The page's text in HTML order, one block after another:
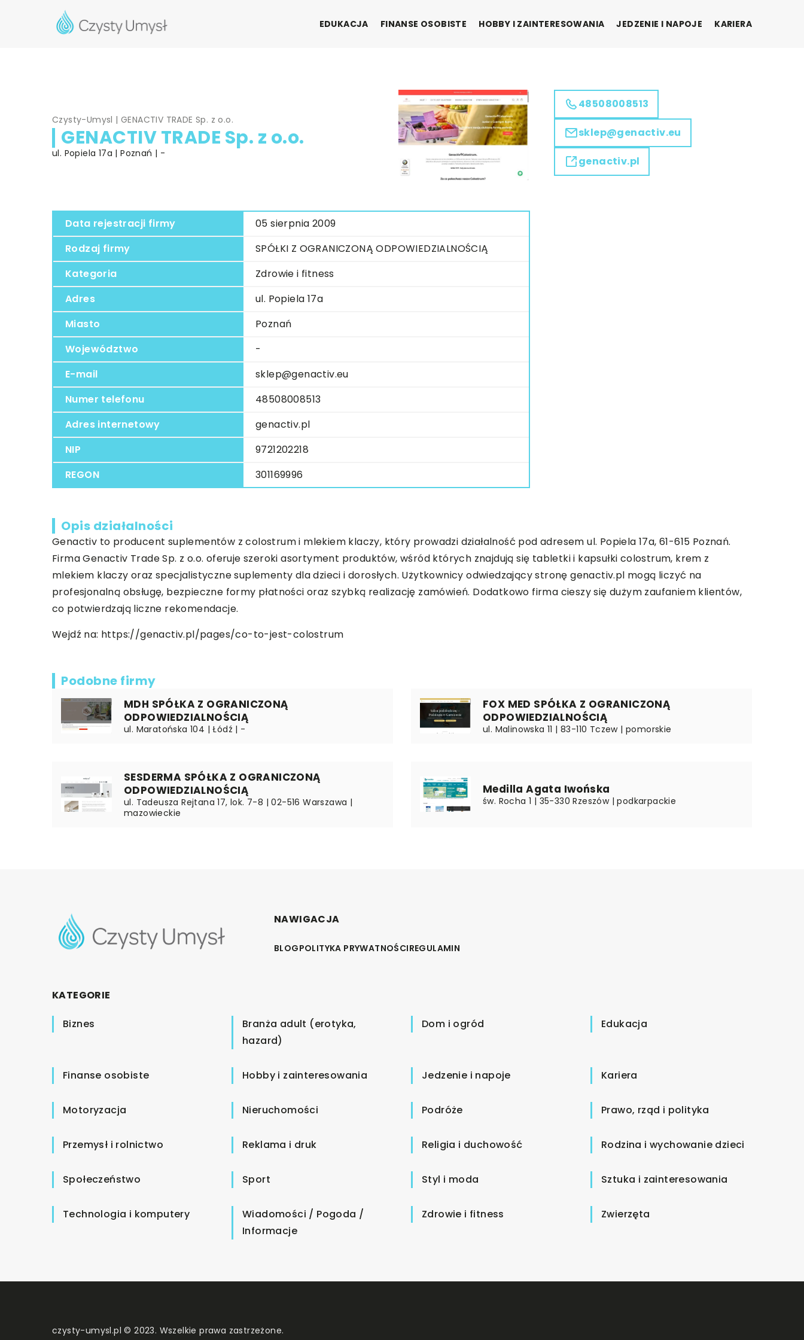
EDUKACJA FINANSE OSOBISTE HOBBY I ZAINTERESOWANIA JEDZENIE I NAPOJE KARIERA
Czysty-Umysl |GENACTIV TRADE Sp. z o.o.
GENACTIV TRADE Sp. z o.o.
ul. Popiela 17a | Poznań | -
Data rejestracji firmy
05 sierpnia 2009
Rodzaj firmy
SPÓŁKI Z OGRANICZONĄ ODPOWIEDZIALNOŚCIĄ
Kategoria
Zdrowie i fitness
Adres
ul. Popiela 17a
Miasto
Poznań
Województwo
-
E-mail
sklep@genactiv.eu
Numer telefonu
48508008513
Adres internetowy
genactiv.pl
NIP
9721202218
REGON
301169996
48508008513
sklep@genactiv.eu
genactiv.pl
Opis działalności
Genactiv to producent suplementów z colostrum i mlekiem klaczy, który prowadzi działalność pod adresem ul. Popiela 17a, 61-615 Poznań.
Firma Genactiv Trade Sp. z o.o. oferuje szeroki asortyment produktów, wśród których znajdują się tabletki i kapsułki colostrum, krem z
mlekiem klaczy oraz specjalistyczne suplementy dla dzieci i dorosłych. Użytkownicy odwiedzający stronę genactiv.pl mogą liczyć na
profesjonalną obsługę, bezpieczne formy płatności oraz szybką realizację zamówień. Dodatkowo firma cieszy się dużym zaufaniem klientów,
co potwierdzają liczne rekomendacje.
Wejdź na: https://genactiv.pl/pages/co-to-jest-colostrum
Podobne firmy
MDH SPÓŁKA Z OGRANICZONĄ
ODPOWIEDZIALNOŚCIĄ
ul. Maratońska 104 | Łódź | -
FOX MED SPÓŁKA Z OGRANICZONĄ
ODPOWIEDZIALNOŚCIĄ
ul. Malinowska 11 | 83-110 Tczew | pomorskie
SESDERMA SPÓŁKA Z OGRANICZONĄ
ODPOWIEDZIALNOŚCIĄ
ul. Tadeusza Rejtana 17, lok. 7-8 | 02-516 Warszawa |
mazowieckie
Medilla Agata Iwońska
św. Rocha 1 | 35-330 Rzeszów | podkarpackie
NAWIGACJA
BLOGPOLITYKA PRYWATNOŚCIREGULAMIN
KATEGORIE
Biznes
Branża adult (erotyka,
hazard)
Dom i ogród Edukacja
Finanse osobiste Hobby i zainteresowania Jedzenie i napoje Kariera
Motoryzacja Nieruchomości Podróże Prawo, rząd i polityka
Przemysł i rolnictwo Reklama i druk Religia i duchowość Rodzina i wychowanie dzieci
Społeczeństwo Sport Styl i moda Sztuka i zainteresowania
Technologia i komputery
Wiadomości / Pogoda /
Informacje
Zdrowie i fitness Zwierzęta
czysty-umysl.pl © 2023. Wszelkie prawa zastrzeżone.